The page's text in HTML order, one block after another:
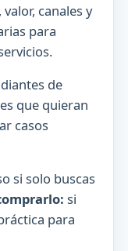
canales y
para
de
que quieran
casos
si solo buscas
si
para